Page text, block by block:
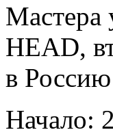
Мастера
HEAD,
в
Начало: